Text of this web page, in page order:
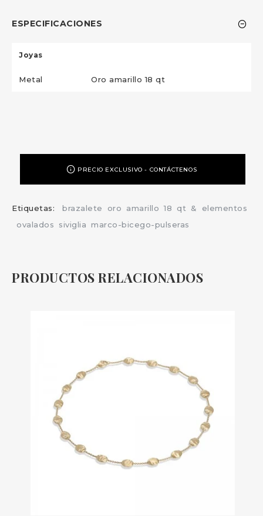
ESPECIFICACIONES
Joyas
Metal Oro amarillo 18 qt
PRECIO EXCLUSIVO - CONTÁCTENOS
Etiquetas: brazalete oro amarillo 18 qt &
elementos
ovalados
siviglia marco-bicego-pulseras
PRODUCTOS RELACIONADOS